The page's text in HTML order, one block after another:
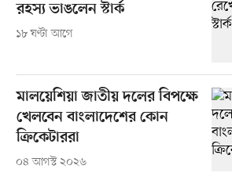
রহস্য ভাঙলেন স্টার্ক
১৮ ঘণ্টা আগে
মালয়েশিয়া জাতীয় দলের বিপক্ষে
খেলবেন বাংলাদেশের কোন
ক্রিকেটাররা
০৪ আগস্ট ২০২৬